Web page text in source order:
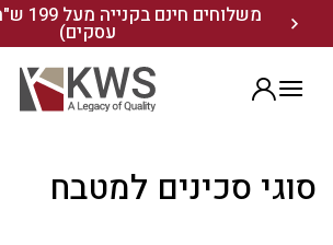
עסקים)
סוגי סכינים למטבח